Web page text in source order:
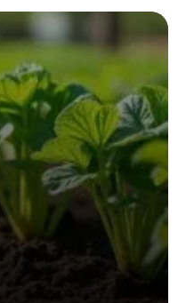
l’entretien
fatigue